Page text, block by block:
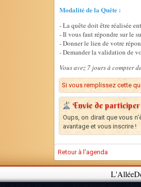
Modalité de la Quête :
- La quête doit être réalisée
- Il vous faut répondre sur le
- Donner le lien de votre
- Demander la validation de
Vous avez 7 jours à compter
Si vous remplissez cette
Envie de participer
Oups, on dirait que vous
avantage et vous inscrire !
Retour à l'agenda